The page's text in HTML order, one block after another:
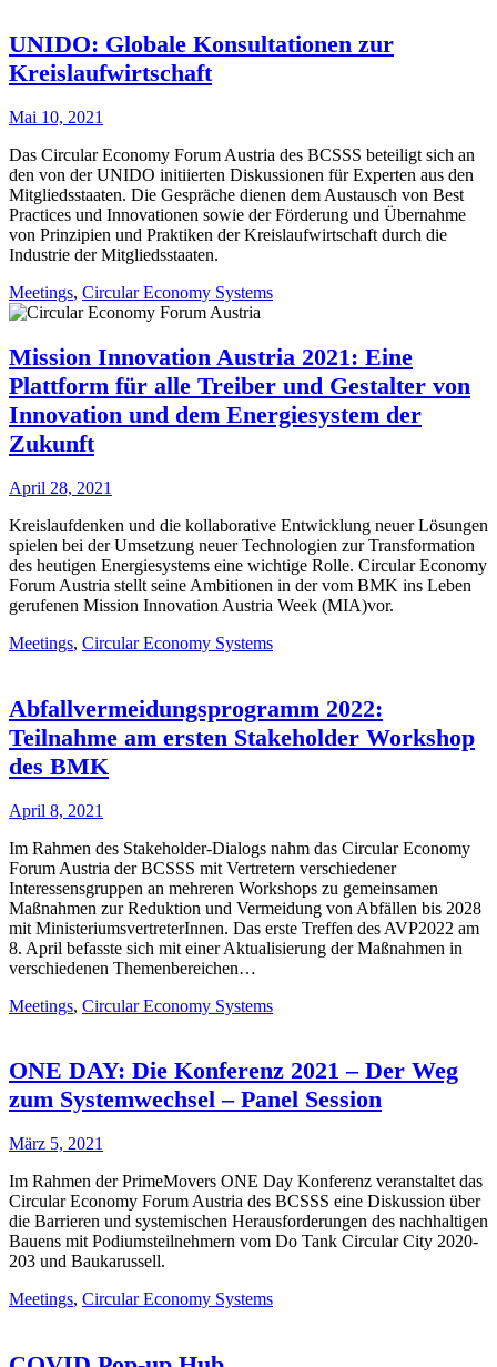
UNIDO: Globale Konsultationen zur
Kreislaufwirtschaft
Mai 10, 2021
Das Circular Economy Forum Austria des BCSSS beteiligt sich an
den von der UNIDO initiierten Diskussionen für Experten aus den
Mitgliedsstaaten. Die Gespräche dienen dem Austausch von Best
Practices und Innovationen sowie der Förderung und Übernahme
von Prinzipien und Praktiken der Kreislaufwirtschaft durch die
Industrie der Mitgliedsstaaten.
Meetings, Circular Economy Systems
Mission Innovation Austria 2021: Eine
Plattform für alle Treiber und Gestalter von
Innovation und dem Energiesystem der
Zukunft
April 28, 2021
Kreislaufdenken und die kollaborative Entwicklung neuer Lösungen
spielen bei der Umsetzung neuer Technologien zur Transformation
des heutigen Energiesystems eine wichtige Rolle. Circular Economy
Forum Austria stellt seine Ambitionen in der vom BMK ins Leben
gerufenen Mission Innovation Austria Week (MIA)vor.
Meetings, Circular Economy Systems
Abfallvermeidungsprogramm 2022:
Teilnahme am ersten Stakeholder Workshop
des BMK
April 8, 2021
Im Rahmen des Stakeholder-Dialogs nahm das Circular Economy
Forum Austria der BCSSS mit Vertretern verschiedener
Interessensgruppen an mehreren Workshops zu gemeinsamen
Maßnahmen zur Reduktion und Vermeidung von Abfällen bis 2028
mit MinisteriumsvertreterInnen. Das erste Treffen des AVP2022 am
8. April befasste sich mit einer Aktualisierung der Maßnahmen in
verschiedenen Themenbereichen…
Meetings, Circular Economy Systems
ONE DAY: Die Konferenz 2021 – Der Weg
zum Systemwechsel – Panel Session
März 5, 2021
Im Rahmen der PrimeMovers ONE Day Konferenz veranstaltet das
Circular Economy Forum Austria des BCSSS eine Diskussion über
die Barrieren und systemischen Herausforderungen des nachhaltigen
Bauens mit Podiumsteilnehmern vom Do Tank Circular City 2020-
203 und Baukarussell.
Meetings, Circular Economy Systems